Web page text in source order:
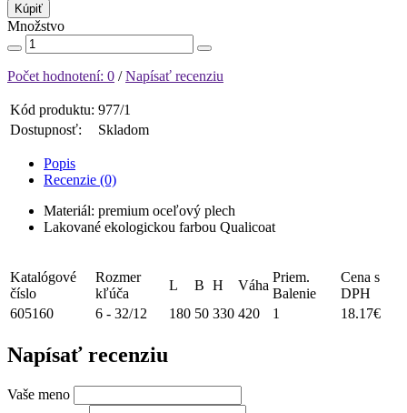
Kúpiť
Množstvo
Počet hodnotení: 0 /Napísať recenziu
Kód produktu: 977/1
Dostupnosť:
Skladom
Popis
Recenzie (0)
Materiál: premium oceľový plech
Lakované ekologickou farbou Qualicoat
Katalógové
číslo
Rozmer
kľúča
L B H Váha
Priem.
Balenie
Cena s
DPH
605160
6 - 32/12 180 50 330 420 1 18.17€
Napísať recenziu
Vaše meno